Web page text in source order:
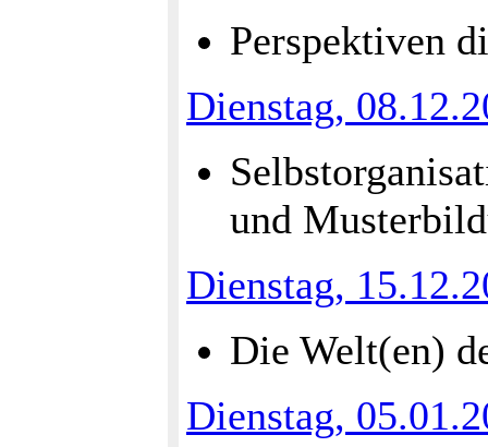
Perspektiven
Dienstag,
und
Dienstag,
Die Welt(en)
Dienstag,